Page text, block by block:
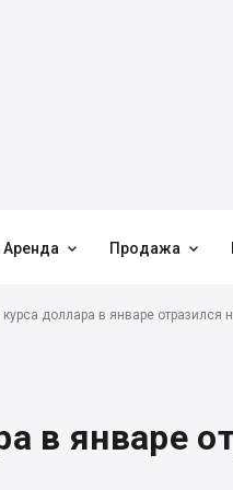
Аренда  Продажа 
курса доллара в январе
в январе